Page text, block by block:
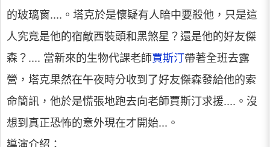
的玻璃窗....。塔克於是懷疑有人暗中要殺他，只是這
人究竟是他的宿敵西裝頭和黑煞星？還是他的好友傑
森？.... 當新來的生物代課老師賈斯汀帶著全班去露
營，塔克果然在午夜時分收到了好友傑森發給他的索
命簡訊，他於是慌張地跑去向老師賈斯汀求援....。沒
想到真正恐怖的意外現在才開始...。
導演介紹：